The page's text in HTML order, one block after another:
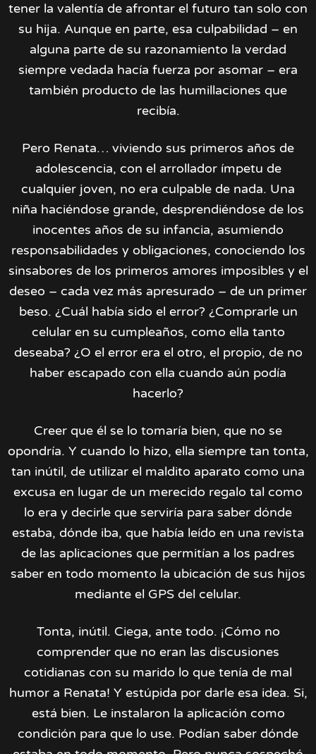
tener la valentía de afrontar el futuro tan solo con
su hija. Aunque en parte, esa culpabilidad – en
alguna parte de su razonamiento la verdad
siempre vedada hacía fuerza por asomar – era
también producto de las humillaciones que
recibía.
Pero Renata… viviendo sus primeros años de
adolescencia, con el arrollador ímpetu de
cualquier joven, no era culpable de nada. Una
niña haciéndose grande, desprendiéndose de los
inocentes años de su infancia, asumiendo
responsabilidades y obligaciones, conociendo los
sinsabores de los primeros amores imposibles y el
deseo – cada vez más apresurado – de un primer
beso. ¿Cuál había sido el error? ¿Comprarle un
celular en su cumpleaños, como ella tanto
deseaba? ¿O el error era el otro, el propio, de no
haber escapado con ella cuando aún podía
hacerlo?
Creer que él se lo tomaría bien, que no se
opondría. Y cuando lo hizo, ella siempre tan tonta,
tan inútil, de utilizar el maldito aparato como una
excusa en lugar de un merecido regalo tal como
lo era y decirle que serviría para saber dónde
estaba, dónde iba, que había leído en una revista
de las aplicaciones que permitían a los padres
saber en todo momento la ubicación de sus hijos
mediante el GPS del celular.
Tonta, inútil. Ciega, ante todo. ¡Cómo no
comprender que no eran las discusiones
cotidianas con su marido lo que tenía de mal
humor a Renata! Y estúpida por darle esa idea. Si,
está bien. Le instalaron la aplicación como
condición para que lo use. Podían saber dónde